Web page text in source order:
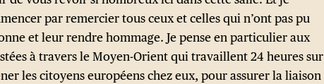
par remercier tous ceux et celles qui n’ont pas pu
et leur rendre hommage. Je pense en particulier aux
à travers le Moyen-Orient qui travaillent 24 heures sur
les citoyens européens chez eux, pour assurer la liaison